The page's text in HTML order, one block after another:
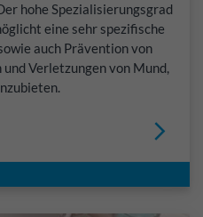
hohe Spezialisierungsgrad
eine sehr spezifische
auch Prävention von
Verletzungen von Mund,